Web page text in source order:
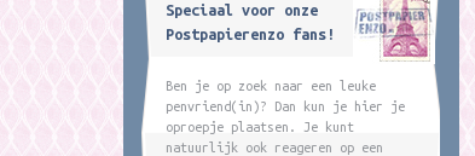
Speciaal voor onze
Postpapierenzo fans!
Ben je op zoek naar een leuke
penvriend(in)? Dan kun je hier je
oproepje plaatsen. Je kunt
natuurlijk ook reageren op een